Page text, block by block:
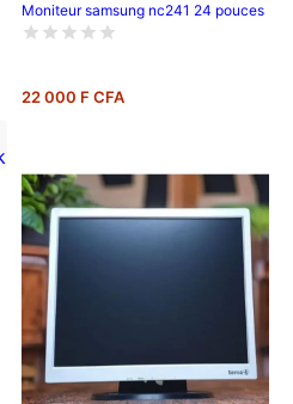
Moniteur samsung nc241 24 pouces
22 000 F CFA